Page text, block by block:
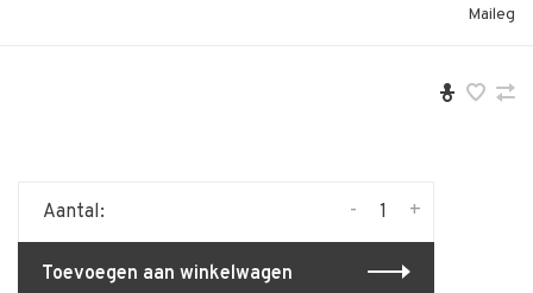
Maileg
Aantal: +
-
Toevoegen aan winkelwagen